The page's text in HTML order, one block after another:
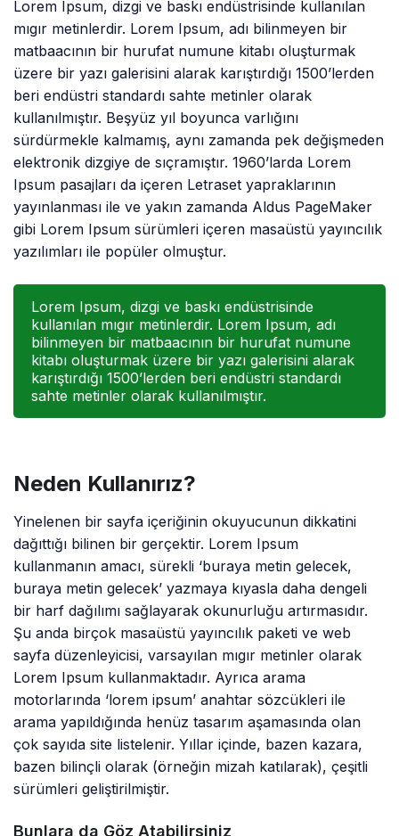
Lorem Ipsum, dizgi ve baskı endüstrisinde kullanılan
mıgır metinlerdir. Lorem Ipsum, adı bilinmeyen bir
matbaacının bir hurufat numune kitabı oluşturmak
üzere bir yazı galerisini alarak karıştırdığı 1500’lerden
beri endüstri standardı sahte metinler olarak
kullanılmıştır. Beşyüz yıl boyunca varlığını
sürdürmekle kalmamış, aynı zamanda pek değişmeden
elektronik dizgiye de sıçramıştır. 1960’larda Lorem
Ipsum pasajları da içeren Letraset yapraklarının
yayınlanması ile ve yakın zamanda Aldus PageMaker
gibi Lorem Ipsum sürümleri içeren masaüstü yayıncılık
yazılımları ile popüler olmuştur.
Lorem Ipsum, dizgi ve baskı endüstrisinde
kullanılan mıgır metinlerdir. Lorem Ipsum, adı
bilinmeyen bir matbaacının bir hurufat numune
kitabı oluşturmak üzere bir yazı galerisini alarak
karıştırdığı 1500’lerden beri endüstri standardı
sahte metinler olarak kullanılmıştır.
Neden Kullanırız?
Yinelenen bir sayfa içeriğinin okuyucunun dikkatini
dağıttığı bilinen bir gerçektir. Lorem Ipsum
kullanmanın amacı, sürekli ‘buraya metin gelecek,
buraya metin gelecek’ yazmaya kıyasla daha dengeli
bir harf dağılımı sağlayarak okunurluğu artırmasıdır.
Şu anda birçok masaüstü yayıncılık paketi ve web
sayfa düzenleyicisi, varsayılan mıgır metinler olarak
Lorem Ipsum kullanmaktadır. Ayrıca arama
motorlarında ‘lorem ipsum’ anahtar sözcükleri ile
arama yapıldığında henüz tasarım aşamasında olan
çok sayıda site listelenir. Yıllar içinde, bazen kazara,
bazen bilinçli olarak (örneğin mizah katılarak), çeşitli
sürümleri geliştirilmiştir.
Bunlara da Göz Atabilirsiniz